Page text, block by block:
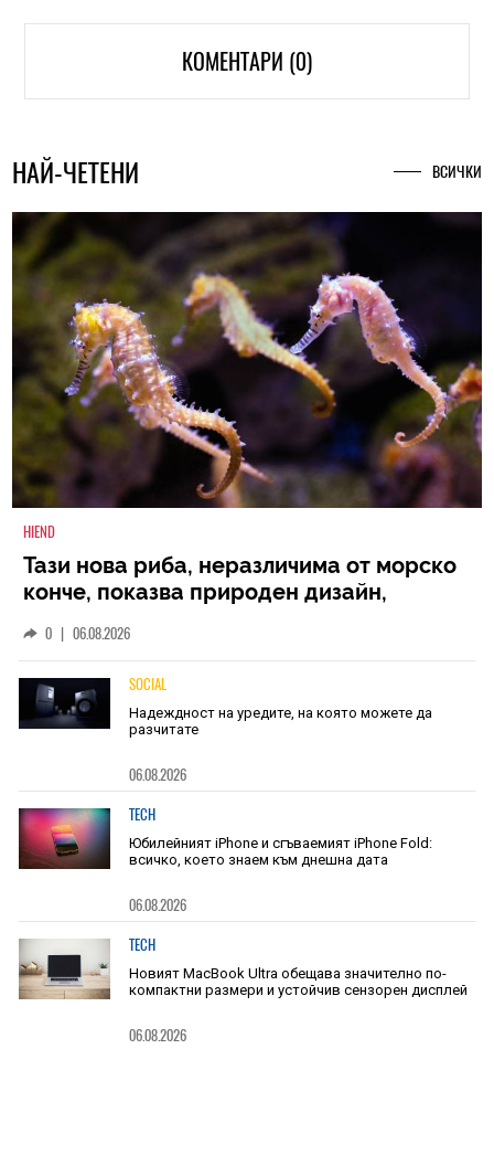
КОМЕНТАРИ (0)
НАЙ-ЧЕТЕНИ ВСИЧКИ
HIEND
Тази нова риба, неразличима от морско
конче, показва природен дизайн,
0 | 06.08.2026
SOCIAL
Надеждност на уредите, на която можете да
разчитате
06.08.2026
TECH
Юбилейният iPhone и сгъваемият iPhone Fold:
всичко, което знаем към днешна дата
06.08.2026
TECH
Новият MacBook Ultra обещава значително по-
компактни размери и устойчив сензорен дисплей
06.08.2026